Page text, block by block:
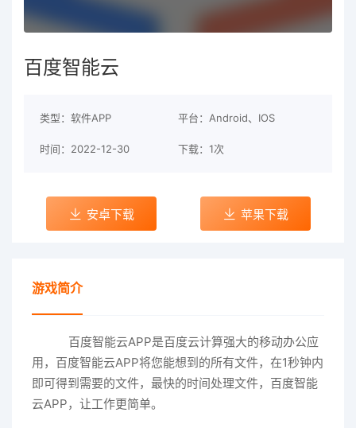
百度智能云
类型：软件APP 平台：Android、IOS
时间：2022-12-30 下载：1次
安卓下载 苹果下载
游戏简介
百度智能云APP是百度云计算强大的移动办公应
用，百度智能云APP将您能想到的所有文件，在1秒钟内
即可得到需要的文件，最快的时间处理文件，百度智能
云APP，让工作更简单。